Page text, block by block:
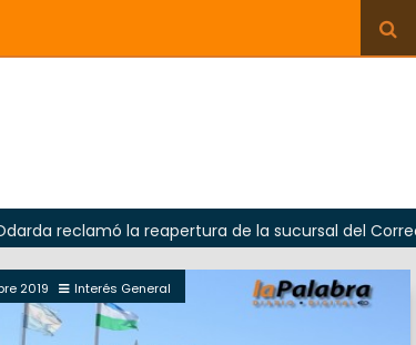
la reapertura de la sucursal del Correo
2019 Interés General